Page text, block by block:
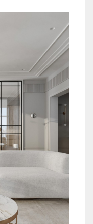
ンスだなあと、い
い部分は
、
やる